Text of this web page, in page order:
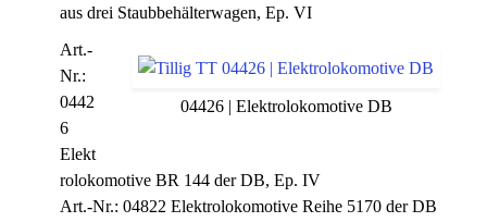
aus drei Staubbehälterwagen, Ep. VI
04426 | Elektrolokomotive DB
Art.-
Nr.:
0442
6
Elekt
rolokomotive BR 144 der DB, Ep. IV
Art.-Nr.: 04822 Elektrolokomotive Reihe 5170 der DB